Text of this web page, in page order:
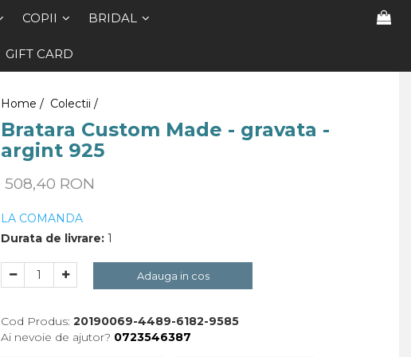
COPII BRIDAL
GIFT CARD
Home / Colectii /
Bratara Custom Made - gravata -
argint 925
508,40 RON
LA COMANDA
Durata de livrare: 1
Adauga in cos
Cod Produs: 20190069-4489-6182-9585
Ai nevoie de ajutor? 0723546387